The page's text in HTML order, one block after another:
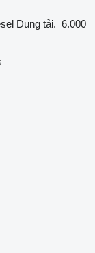
Dung tải. 6.000